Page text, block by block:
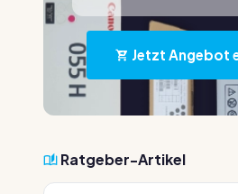
Jetzt Angebot
Ratgeber-Artikel